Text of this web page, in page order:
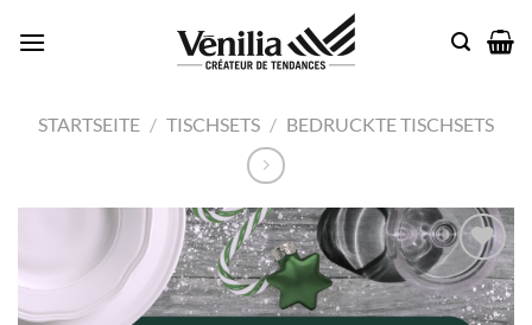
Inhalt
STARTSEITE / TISCHSETS / BEDRUCKTE TISCHSETS
Add to
wishlist